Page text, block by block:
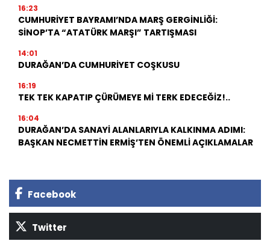
16:23
CUMHURİYET BAYRAMI’NDA MARŞ GERGİNLİĞİ:
SİNOP’TA “ATATÜRK MARŞI” TARTIŞMASI
14:01
DURAĞAN’DA CUMHURİYET COŞKUSU
16:19
TEK TEK KAPATIP ÇÜRÜMEYE Mİ TERK EDECEĞİZ!..
16:04
DURAĞAN’DA SANAYİ ALANLARIYLA KALKINMA ADIMI:
BAŞKAN NECMETTİN ERMİŞ’TEN ÖNEMLİ AÇIKLAMALAR
Facebook
Twitter